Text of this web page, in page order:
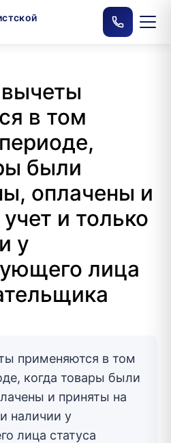
в том
были
оплачены и
и только
у
лица
применяются в том
когда товары были
и приняты на
наличии у
лица статуса